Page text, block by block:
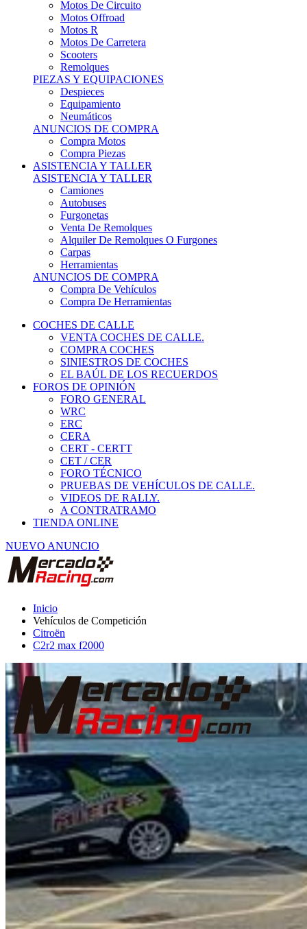
Motos R
Motos De Carretera
Scooters
Remolques
PIEZAS Y EQUIPACIONES
Despieces
Equipamiento
Neumáticos
ANUNCIOS DE COMPRA
Compra Motos
Compra Piezas
ASISTENCIA Y TALLER
ASISTENCIA Y TALLER
Camiones
Autobuses
Furgonetas
Venta De Remolques
Alquiler De Remolques O Furgones
Carpas
Herramientas
ANUNCIOS DE COMPRA
Compra De Vehículos
Compra De Herramientas
COCHES DE CALLE
VENTA COCHES DE CALLE.
COMPRA COCHES
SINIESTROS DE COCHES
EL BAÚL DE LOS RECUERDOS
FOROS DE OPINIÓN
FORO GENERAL
WRC
ERC
CERA
CERT - CERTT
CET / CER
FORO TÉCNICO
PRUEBAS DE VEHÍCULOS DE CALLE.
VIDEOS DE RALLY.
A CONTRATRAMO
TIENDA ONLINE
NUEVO ANUNCIO
Vehículos de Competición
Citroën
C2r2 max f2000